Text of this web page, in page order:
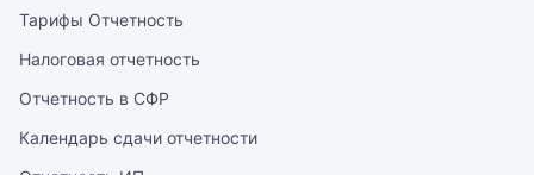
Тарифы Отчетность
Налоговая отчетность
Отчетность в СФР
Календарь сдачи отчетности